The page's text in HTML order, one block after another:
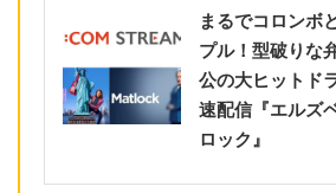
まるでコロンボ
プル！型破りな
公の大ヒットド
速配信『エルズ
ロック』